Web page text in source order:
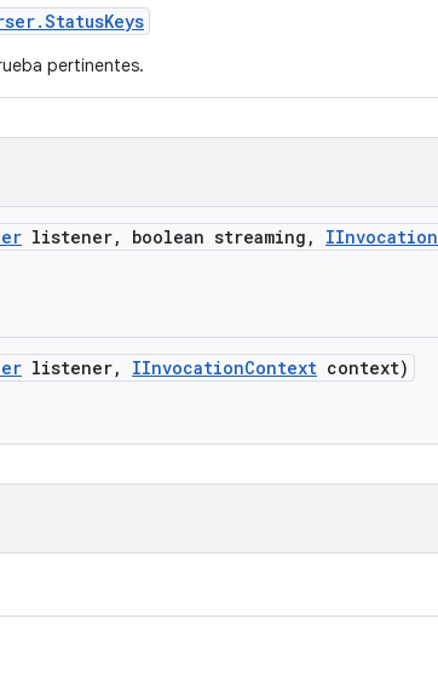
.StatusKeys
pertinentes.
listener, boolean streaming ,
IInvocation
listener, IInvocationContext context)